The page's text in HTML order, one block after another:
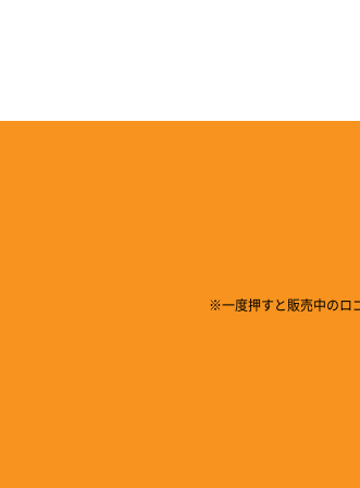
※一度押すと販売中のロ